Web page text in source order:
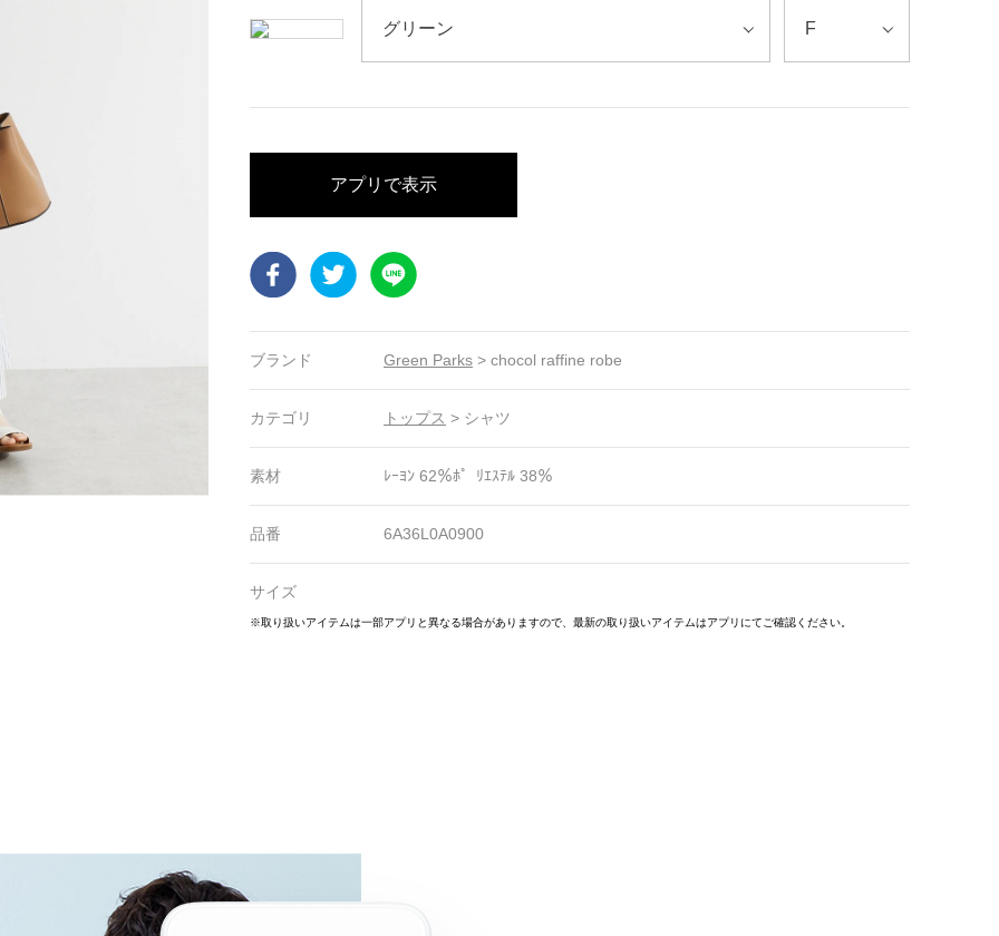
アプリで表示
Facebook Twitter
ブランド Green Parks > chocol raffine robe
カテゴリ トップス > シャツ
素材 ﾚｰﾖﾝ 62％ﾎ゜ﾘｴｽﾃﾙ 38％
品番 6A36L0A0900
サイズ
※取り扱いアイテムは一部アプリと異なる場合がありますので、最新の取り扱いアイテムはアプリにてご確認ください。